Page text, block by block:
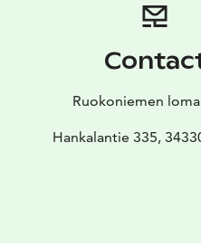
Ruokoniemen
Hankalantie 335,